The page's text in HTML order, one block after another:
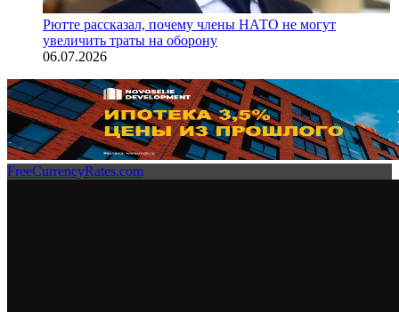
Рютте рассказал, почему члены НАТО не могут
увеличить траты на оборону
06.07.2026
FreeCurrencyRates.com